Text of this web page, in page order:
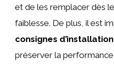
et de les remplacer dès
faiblesse. De plus, il est
consignes d’installation
préserver la